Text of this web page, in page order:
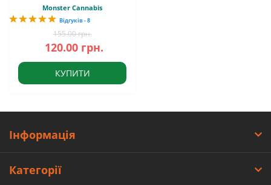
Monster Cannabis
Відгуків - 8
155.00 грн.
120.00 грн.
КУПИТИ
Інформація
Категорії